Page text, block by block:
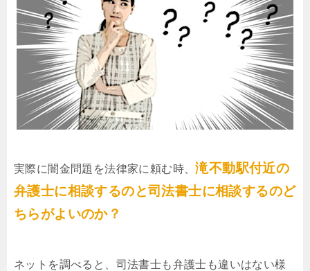
実際に闇金問題を法律家に頼む時、滝不動駅付近の
弁護士に相談するのと司法書士に相談するのど
ちらがよいのか？
ネットを調べると、司法書士も弁護士も違いはない様